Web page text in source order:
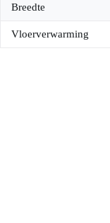
Breedte
Vloerverwarming